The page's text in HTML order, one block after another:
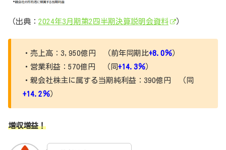
（出典： 2024年3月期第2四半期決算説明会資料 ）
・売上高：3,950億円 （前年同期比+8.0％）
・営業利益：570億円 （同+14.3％）
・親会社株主に属する当期純利益：390億円 （同
+14.2％）
増収増益！